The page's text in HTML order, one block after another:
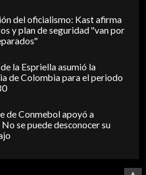
del oficialismo: Kast afirma
y plan de seguridad "van por
la Espriella asumió la
de Colombia para el periodo
de Conmebol apoyó a
se puede desconocer su